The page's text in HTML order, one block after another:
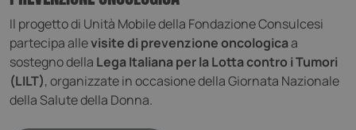
Il progetto di Unità Mobile della Fondazione Consulcesi
partecipa allevisite di prevenzione oncologicaa
sostegno della Lega Italiana per la Lotta contro i Tumori
(LILT), organizzate in occasione della Giornata Nazionale
della Salute della Donna.